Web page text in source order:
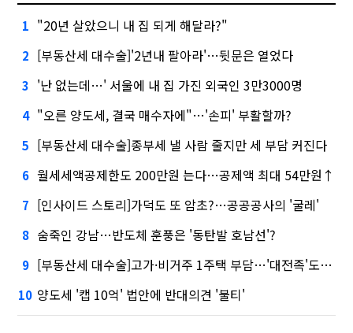
1 "20년 살았으니 내 집 되게 해달라?"
2 [부동산세 대수술]'2년내 팔아라'…뒷문은 열었다
3 '난 없는데…' 서울에 내 집 가진 외국인 3만3000명
4 "오른 양도세, 결국 매수자에"…'손피' 부활할까?
5 [부동산세 대수술]종부세 낼 사람 줄지만 세 부담 커진다
6 월세세액공제한도 200만원 는다…공제액 최대 54만원↑
7 [인사이드 스토리]가덕도 또 암초?…공공공사의 '굴레'
8 숨죽인 강남…반도체 훈풍은 '동탄발 호남선'?
9 [부동산세 대수술]고가·비거주 1주택 부담…'대전족'도 불똥
10 양도세 '캡 10억' 법안에 반대의견 '불티'